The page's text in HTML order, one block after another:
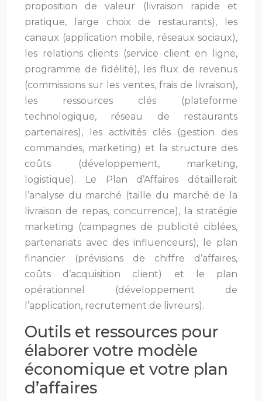
proposition de valeur (livraison rapide et
pratique, large choix de restaurants), les
canaux (application mobile, réseaux sociaux),
les relations clients (service client en ligne,
programme de fidélité), les flux de revenus
(commissions sur les ventes, frais de livraison),
les ressources clés (plateforme
technologique, réseau de restaurants
partenaires), les activités clés (gestion des
commandes, marketing) et la structure des
coûts (développement, marketing,
logistique). Le Plan d’Affaires détaillerait
l’analyse du marché (taille du marché de la
livraison de repas, concurrence), la stratégie
marketing (campagnes de publicité ciblées,
partenariats avec des influenceurs), le plan
financier (prévisions de chiffre d’affaires,
coûts d’acquisition client) et le plan
opérationnel (développement de
l’application, recrutement de livreurs).
Outils et ressources pour
élaborer votre modèle
économique et votre plan
d’affaires